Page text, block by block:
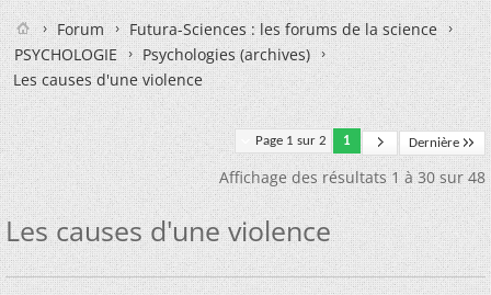
Forum
Futura-Sciences : les forums de la science
PSYCHOLOGIE
Psychologies (archives)
Les causes d'une violence
Page 1 sur 2 1 Dernière
Affichage des résultats 1 à 30 sur 48
Les causes d'une violence